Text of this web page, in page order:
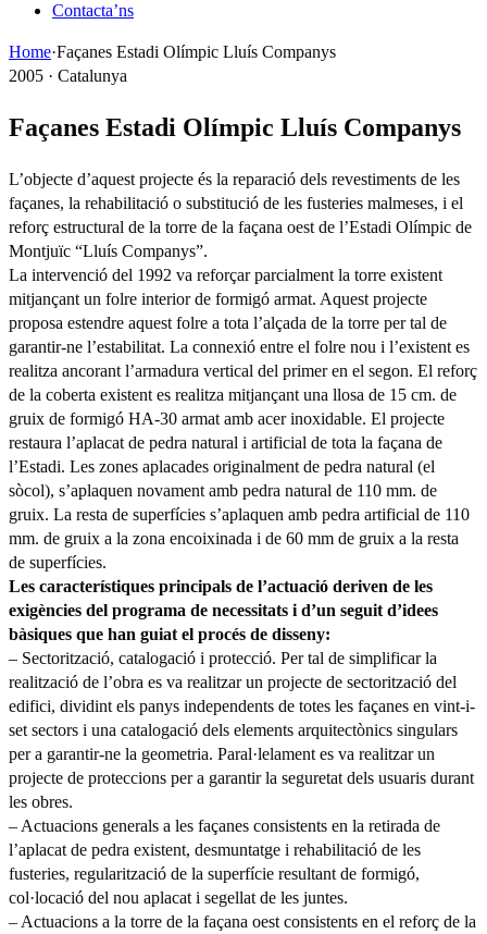
Contacta’ns
Home·Façanes Estadi Olímpic Lluís Companys
2005 · Catalunya
Façanes Estadi Olímpic Lluís Companys
L’objecte d’aquest projecte és la reparació dels revestiments de les
façanes, la rehabilitació o substitució de les fusteries malmeses, i el
reforç estructural de la torre de la façana oest de l’Estadi Olímpic de
Montjuïc “Lluís Companys”.
La intervenció del 1992 va reforçar parcialment la torre existent
mitjançant un folre interior de formigó armat. Aquest projecte
proposa estendre aquest folre a tota l’alçada de la torre per tal de
garantir-ne l’estabilitat. La connexió entre el folre nou i l’existent es
realitza ancorant l’armadura vertical del primer en el segon. El reforç
de la coberta existent es realitza mitjançant una llosa de 15 cm. de
gruix de formigó HA-30 armat amb acer inoxidable. El projecte
restaura l’aplacat de pedra natural i artificial de tota la façana de
l’Estadi. Les zones aplacades originalment de pedra natural (el
sòcol), s’aplaquen novament amb pedra natural de 110 mm. de
gruix. La resta de superfícies s’aplaquen amb pedra artificial de 110
mm. de gruix a la zona encoixinada i de 60 mm de gruix a la resta
de superfícies.
Les característiques principals de l’actuació deriven de les
exigències del programa de necessitats i d’un seguit d’idees
bàsiques que han guiat el procés de disseny:
– Sectorització, catalogació i protecció. Per tal de simplificar la
realització de l’obra es va realitzar un projecte de sectorització del
edifici, dividint els panys independents de totes les façanes en vint-i-
set sectors i una catalogació dels elements arquitectònics singulars
per a garantir-ne la geometria. Paral·lelament es va realitzar un
projecte de proteccions per a garantir la seguretat dels usuaris durant
les obres.
– Actuacions generals a les façanes consistents en la retirada de
l’aplacat de pedra existent, desmuntatge i rehabilitació de les
fusteries, regularització de la superfície resultant de formigó,
col·locació del nou aplacat i segellat de les juntes.
– Actuacions a la torre de la façana oest consistents en el reforç de la